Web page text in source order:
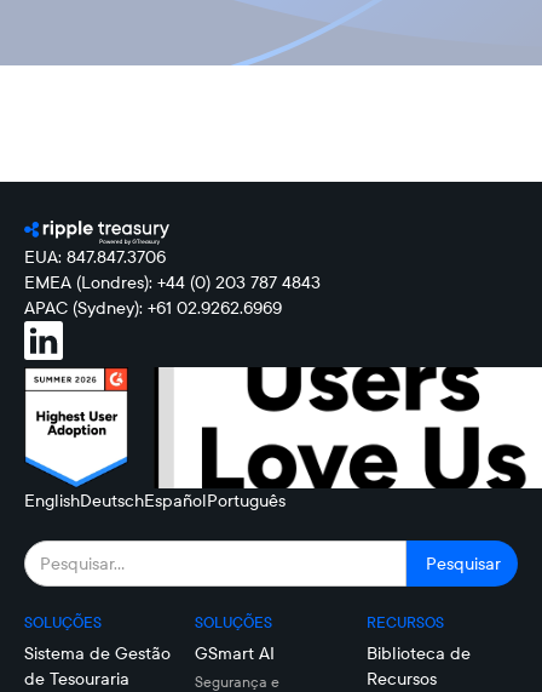
EUA: 847.847.3706
EMEA (Londres): +44 (0) 203 787 4843
APAC (Sydney): +61 02.9262.6969
EnglishDeutschEspañolPortuguês
SOLUÇÕES
Sistema de Gestão
de Tesouraria
SOLUÇÕES
GSmart AI
Segurança e
RECURSOS
Biblioteca de
Recursos